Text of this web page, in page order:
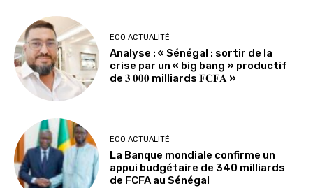
ECO ACTUALITÉ
Analyse : « Sénégal : sortir de la
crise par un « big bang » productif
de 𝟑 𝟎𝟎𝟎 milliards 𝐅𝐂𝐅𝐀 »
ECO ACTUALITÉ
La Banque mondiale confirme un
appui budgétaire de 340 milliards
de FCFA au Sénégal